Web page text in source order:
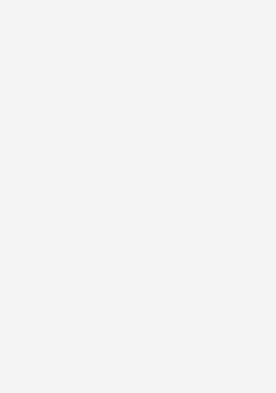
für vertikale
von Glas. Integriert ist dort der
wodurch die etwas allgemeinen
C ATV an die Klotzung
Technischer Leiter der
EN 12488 eine schlüssige
und Konstrukteure